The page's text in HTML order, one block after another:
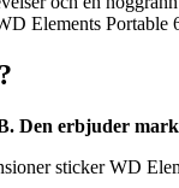
Elements Portable
Den erbjuder
sticker WD